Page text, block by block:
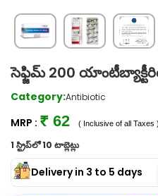
సెఫ్జిమ్ 200
Category:Antibiotic
MRP : ₹ 62 ( Inclusive of all Taxes )
1 స్ట్రిప్‌లో 10 టాబ్లెట్లు
Delivery in 3 to 5 days